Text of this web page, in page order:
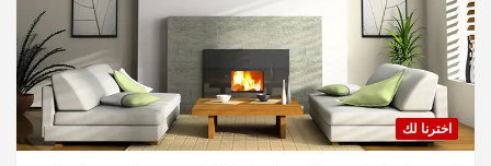
اخترنا لك